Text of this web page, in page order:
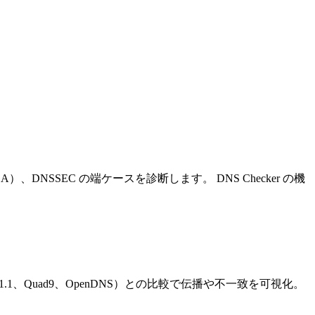
、DNSSEC の端ケースを診断します。 DNS Checker の機
Quad9、OpenDNS）との比較で伝播や不一致を可視化。